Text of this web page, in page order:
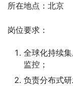
所在地点：北京
岗位要求：
全球化持续
监控；
负责分布式